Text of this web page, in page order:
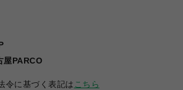
屋PARCO
令に基づく表記は こちら